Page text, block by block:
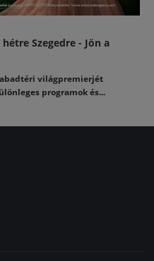
Szegedre - Jön a
világpremierjét
programok és...